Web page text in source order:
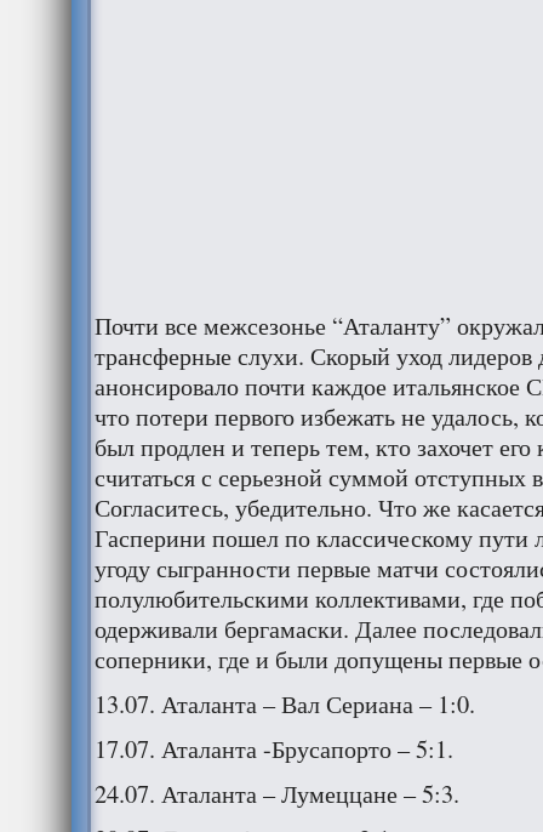
Почти все межсезонье “Аталанту”
трансферные слухи. Скорый уход лидеров
анонсировало почти каждое
что потери первого избежать не удалось,
был продлен и теперь тем, кто захочет его
считаться с серьезной суммой отступных
Согласитесь, убедительно. Что же
Гасперини пошел по классическому пути
угоду сыгранности первые матчи
полулюбительскими коллективами, где
одерживали бергамаски. Далее
соперники, где и были допущены первые
13.07. Аталанта – Вал Сериана – 1:0.
17.07. Аталанта -Брусапорто – 5:1.
24.07. Аталанта – Лумеццане – 5:3.